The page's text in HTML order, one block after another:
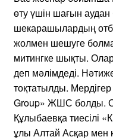
өту үшін шағын
шекарашылардың
жолмен шешуге
митингке шықты.
деп мәлімдеді.
тоқтатылды.
Group» ЖШС болды.
Құлыбаевқа тиесілі
ұлы Алтай Асқар мен